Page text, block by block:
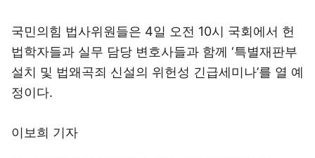
국민의힘 법사위원들은 4일 오전 10시 국회에서 헌
법학자들과 실무 담당 변호사들과 함께 ‘특별재판부
설치 및 법왜곡죄 신설의 위헌성 긴급세미나’를 열 예
정이다.
이보희 기자